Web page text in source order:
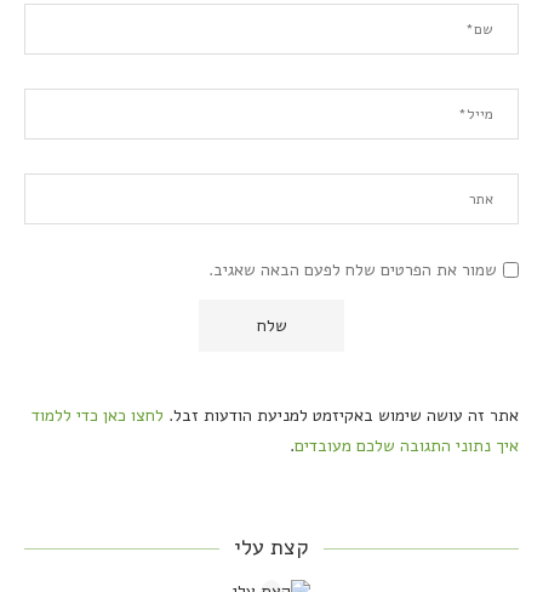
שמור את הפרטים שלח לפעם הבאה שאגיב.
אתר זה עושה שימוש באקיזמט למניעת הודעות זבל. לחצו כאן כדי ללמוד
איך נתוני התגובה שלכם מעובדים.
קצת עלי